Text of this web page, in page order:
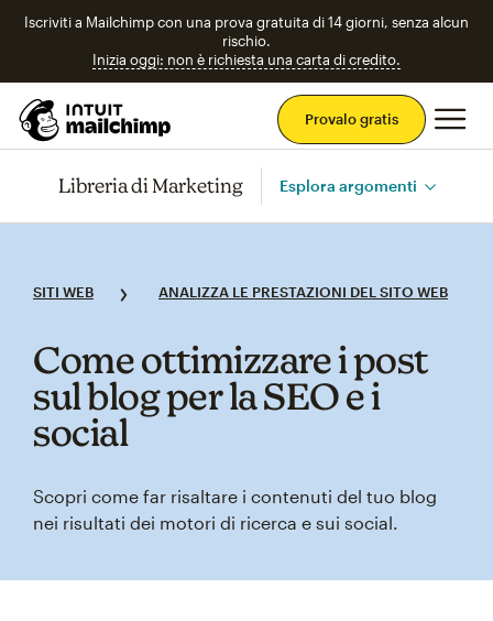
Iscriviti a Mailchimp con una prova gratuita di 14 giorni, senza alcun
rischio.
Inizia oggi: non è richiesta una carta di credito.
Provalo gratis
Libreria di Marketing Esplora argomenti
SITI WEB ANALIZZA LE PRESTAZIONI DEL SITO WEB
Come ottimizzare i post
sul blog per la SEO e i
social
Scopri come far risaltare i contenuti del tuo blog
nei risultati dei motori di ricerca e sui social.